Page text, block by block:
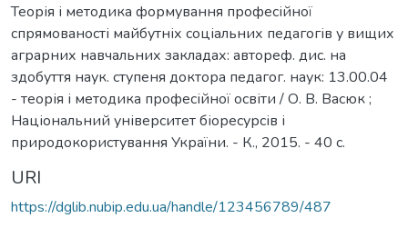
Теорія і методика формування професійної
спрямованості майбутніх соціальних педагогів у вищих
аграрних навчальних закладах: автореф. дис. на
здобуття наук. ступеня доктора педагог. наук: 13.00.04
- теорія і методика професійної освіти / О. В. Васюк ;
Національний університет біоресурсів і
природокористування України. - К., 2015. - 40 с.
URI
https://dglib.nubip.edu.ua/handle/123456789/487